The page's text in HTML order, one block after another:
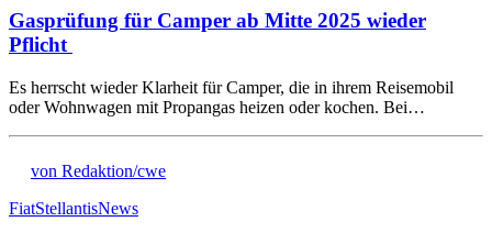
Gasprüfung für Camper ab Mitte 2025 wieder
Pflicht
Es herrscht wieder Klarheit für Camper, die in ihrem Reisemobil
oder Wohnwagen mit Propangas heizen oder kochen. Bei…
von Redaktion/cwe
FiatStellantisNews